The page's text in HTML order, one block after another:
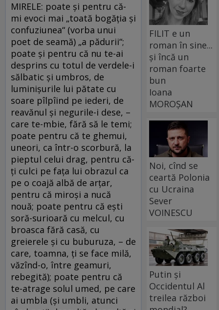
MIRELE: poate şi pentru că-
mi evoci mai „toată bogăţia şi
confuziunea“ (vorba unui
poet de seamă) „a pădurii“;
poate şi pentru că nu te-ai
desprins cu totul de verdele-i
sălbatic şi umbros, de
luminişurile lui pătate cu
soare pîlpîind pe iederi, de
reavănul şi negurile-i dese, –
care te-mbie, fără să le temi;
poate pentru că te ghemui,
uneori, ca într-o scorbură, la
pieptul celui drag, pentru că-
ţi culci pe faţa lui obrazul ca
pe o coajă albă de arţar,
pentru că miroşi a nucă
nouă; poate pentru că eşti
soră-surioară cu melcul, cu
broasca fără casă, cu
greierele şi cu buburuza, – de
care, toamna, ţi se face milă,
văzînd-o, între geamuri,
rebegită); poate pentru că
te-atrage solul umed, pe care
ai umbla (şi umbli, atunci
FILIT e un
roman în sine...
și încă un
roman foarte
bun
Ioana
MOROȘAN
Noi, cînd se
ceartă Polonia
cu Ucraina
Sever
VOINESCU
Putin și
Occidentul Al
treilea război